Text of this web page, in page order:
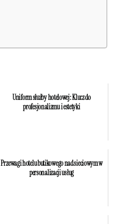
Uniform służby hotelowej: Klucz do
profesjonalizmu i estetyki
Przewagi hotelu butikowego nad sieciowym w
personalizacji usług